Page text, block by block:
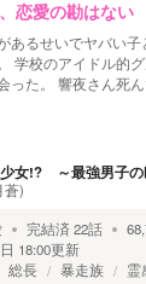
恋愛の勘はない
あるせいでヤバい
学校のアイドル的
った。 響夜さん死
女!? ～最強男子の
蒼)
完結済22話
18:00更新
総長 暴走族 霊